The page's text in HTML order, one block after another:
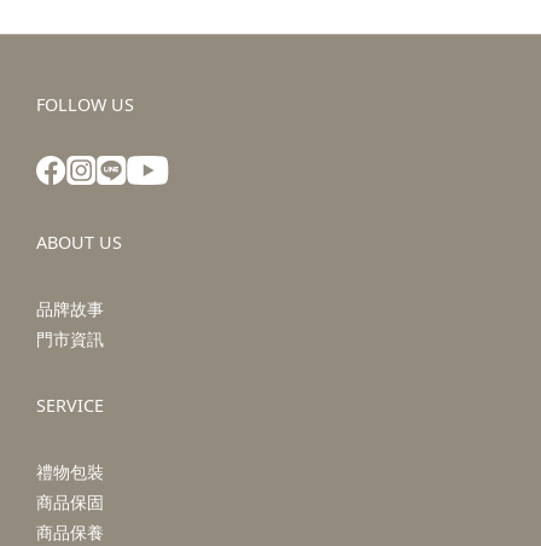
FOLLOW US
ABOUT US
品牌故事
門市資訊
SERVICE
禮物包裝
商品保固
商品保養